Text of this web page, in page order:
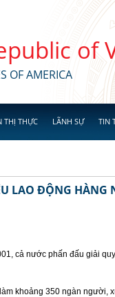
of
OF AMERICA
THỊ THỰC LÃNH SỰ TIN
LAO ĐỘNG HÀNG
cả nước phấn đấu giải
khoảng 350 ngàn người,